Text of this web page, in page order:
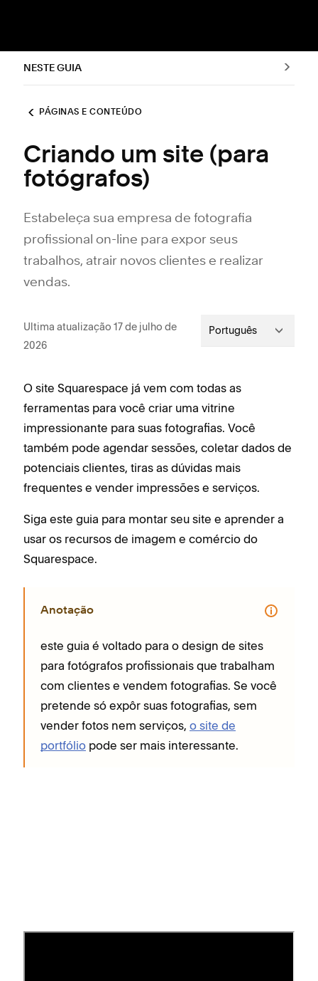
NESTE GUIA
PÁGINAS E CONTEÚDO
Criando um site (para
fotógrafos)
Estabeleça sua empresa de fotografia
profissional on-line para expor seus
trabalhos, atrair novos clientes e realizar
vendas.
Ultima atualização 17 de julho de
2026
Português
O site Squarespace já vem com todas as
ferramentas para você criar uma vitrine
impressionante para suas fotografias. Você
também pode agendar sessões, coletar dados de
potenciais clientes, tiras as dúvidas mais
frequentes e vender impressões e serviços.
Siga este guia para montar seu site e aprender a
usar os recursos de imagem e comércio do
Squarespace.
Anotação
este guia é voltado para o design de sites
para fotógrafos profissionais que trabalham
com clientes e vendem fotografias. Se você
pretende só expôr suas fotografias, sem
vender fotos nem serviços, o site de
portfólio pode ser mais interessante.